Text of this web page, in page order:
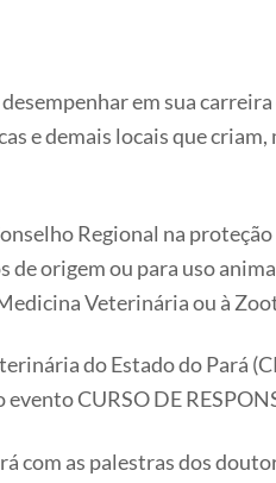
em sua carreira
e demais locais que
Regional na
origem ou para uso
Veterinária ou à
do Estado do Pará
CURSO DE
com as palestras dos